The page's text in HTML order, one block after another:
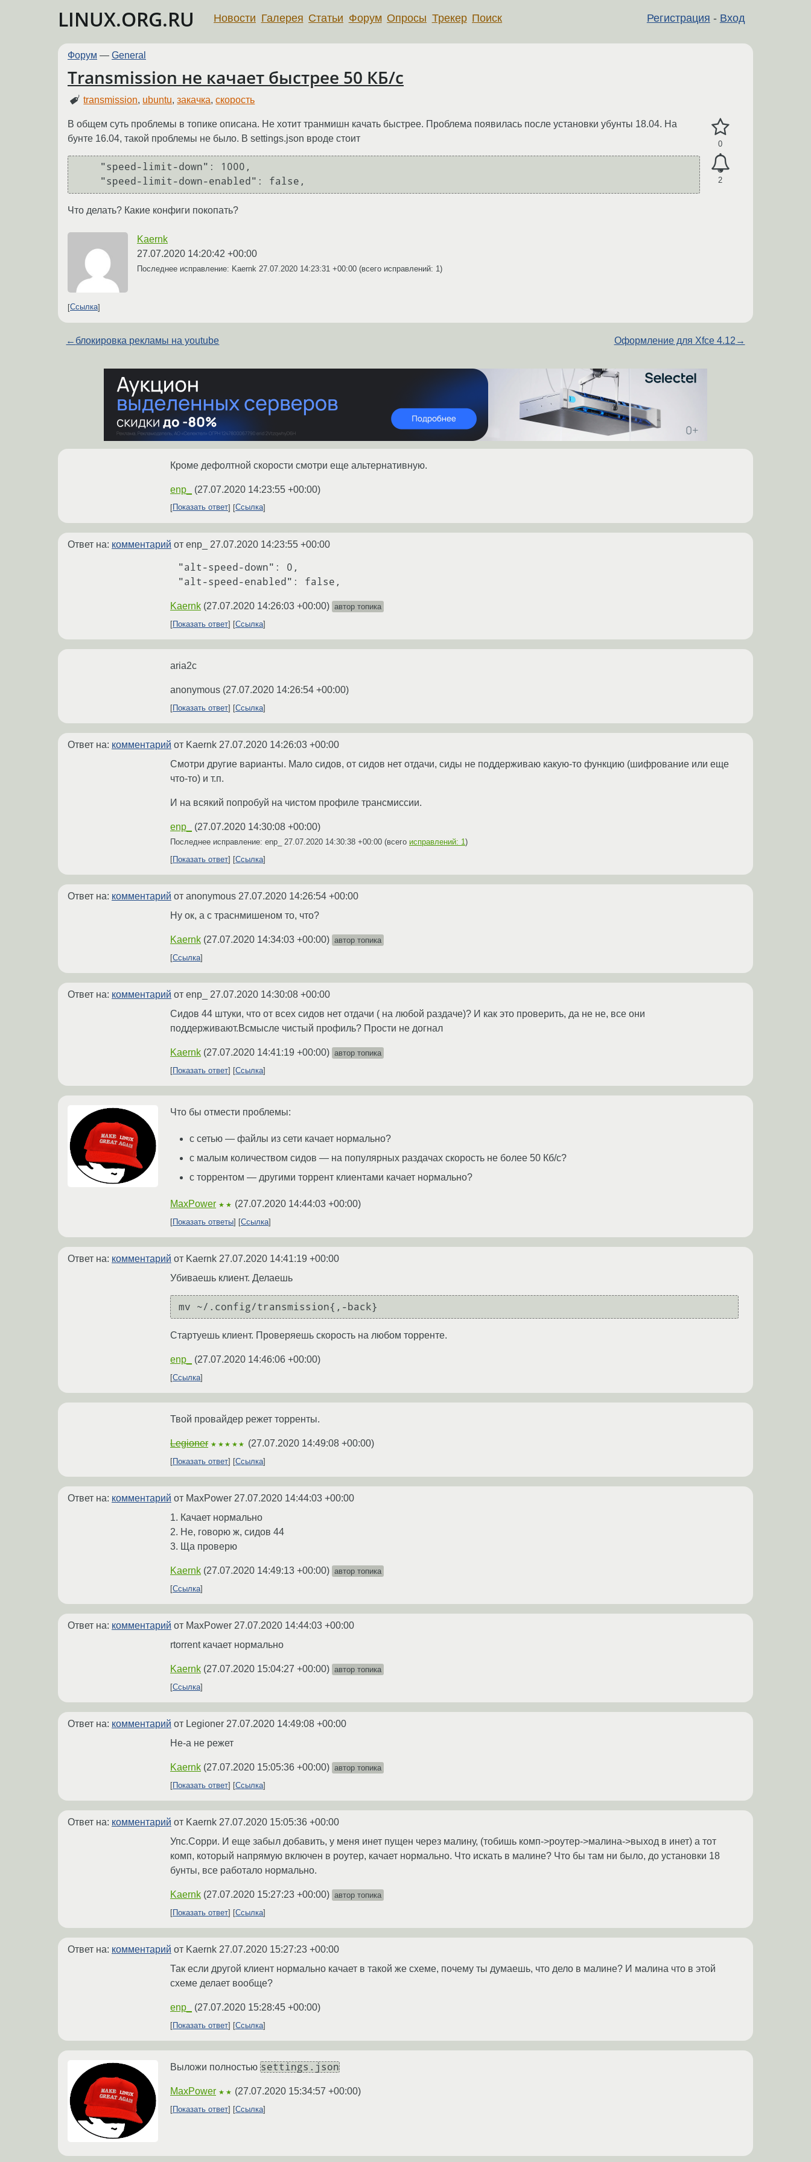
LINUX.ORG.RU Регистрация - Вход
Новости Галерея Статьи Форум Опросы Трекер Поиск
Форум — General
Transmission не качает быстрее 50 КБ/c
transmission, ubuntu,закачка,скорость
0
2
В общем суть проблемы в топике описана. Не хотит транмишн качать быстрее. Проблема появилась после установки убунты 18.04. На
бунте 16.04, такой проблемы не было. В settings.json вроде стоит
    "speed-limit-down-enabled": false,
Что делать? Какие конфиги покопать?
Kaernk
27.07.2020 14:20:42 +00:00
Последнее исправление: Kaernk 27.07.2020 14:23:31 +00:00 (всего исправлений: 1)
Ссылка
← блокировка рекламы на youtube Оформление для Xfce 4.12 →
Кроме дефолтной скорости смотри еще альтернативную.
enp_ (27.07.2020 14:23:55 +00:00)
Показать ответ Ссылка
Ответ на: комментарий от enp_ 27.07.2020 14:23:55 +00:00
"alt-speed-down": 0,
Kaernk (27.07.2020 14:26:03 +00:00) автор топика
Показать ответ
Ссылка
aria2c
anonymous (27.07.2020 14:26:54 +00:00)
Показать ответ Ссылка
Ответ на: комментарий от Kaernk 27.07.2020 14:26:03 +00:00
Смотри другие варианты. Мало сидов, от сидов нет отдачи, сиды не поддерживаю какую-то функцию (шифрование или еще
что-то) и т.п.
И на всякий попробуй на чистом профиле трансмиссии.
enp_ (27.07.2020 14:30:08 +00:00)
Последнее исправление: enp_ 27.07.2020 14:30:38 +00:00 (всего исправлений: 1)
Показать ответ
Ссылка
Ответ на: комментарий от anonymous 27.07.2020 14:26:54 +00:00
Ну ок, а с траcнмишеном то, что?
Kaernk (27.07.2020 14:34:03 +00:00) автор топика
Ссылка
Ответ на: комментарий от enp_ 27.07.2020 14:30:08 +00:00
Сидов 44 штуки, что от всех сидов нет отдачи ( на любой раздаче)? И как это проверить, да не не, все они
поддерживают.Всмысле чистый профиль? Прости не догнал
Kaernk (27.07.2020 14:41:19 +00:00) автор топика
Показать ответ
Ссылка
Что бы отмести проблемы:
с сетью — файлы из сети качает нормально?
с малым количеством сидов — на популярных раздачах скорость не более 50 Кб/c?
с торрентом — другими торрент клиентами качает нормально?
MaxPower ★★ (27.07.2020 14:44:03 +00:00)
Показать ответы Ссылка
Ответ на: комментарий от Kaernk 27.07.2020 14:41:19 +00:00
Убиваешь клиент. Делаешь
Стартуешь клиент. Проверяешь скорость на любом торренте.
enp_ (27.07.2020 14:46:06 +00:00)
Ссылка
Твой провайдер режет торренты.
Legioner ★★★★★ (27.07.2020 14:49:08 +00:00)
Показать ответ Ссылка
Ответ на: комментарий от MaxPower 27.07.2020 14:44:03 +00:00
1. Качает нормально
2. Не, говорю ж, сидов 44
3. Ща проверю
Kaernk (27.07.2020 14:49:13 +00:00) автор топика
Ссылка
Ответ на: комментарий от MaxPower 27.07.2020 14:44:03 +00:00
rtorrent качает нормально
Kaernk (27.07.2020 15:04:27 +00:00) автор топика
Ссылка
Ответ на: комментарий от Legioner 27.07.2020 14:49:08 +00:00
Не-а не режет
Kaernk (27.07.2020 15:05:36 +00:00) автор топика
Показать ответ
Ссылка
Ответ на: комментарий от Kaernk 27.07.2020 15:05:36 +00:00
Упс.Сорри. И еще забыл добавить, у меня инет пущен через малину, (тобишь комп->роутер->малина->выход в инет) а тот
комп, который напрямую включен в роутер, качает нормально. Что искать в малине? Что бы там ни было, до установки 18
бунты, все работало нормально.
Kaernk (27.07.2020 15:27:23 +00:00) автор топика
Показать ответ
Ссылка
Ответ на: комментарий от Kaernk 27.07.2020 15:27:23 +00:00
Так если другой клиент нормально качает в такой же схеме, почему ты думаешь, что дело в малине? И малина что в этой
схеме делает вообще?
enp_ (27.07.2020 15:28:45 +00:00)
Показать ответ Ссылка
Выложи полностью settings.json
MaxPower ★★ (27.07.2020 15:34:57 +00:00)
Показать ответ Ссылка